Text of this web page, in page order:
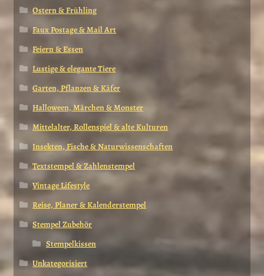
Ostern & Frühling
Faux Postage & Mail Art
Feiern & Essen
Lustige & elegante Tiere
Garten, Pflanzen & Käfer
Halloween, Märchen & Monster
Mittelalter, Rollenspiel & alte Kulturen
Insekten, Fische & Naturwissenschaften
Textstempel & Zahlenstempel
Vintage Lifestyle
Reise, Planer & Kalenderstempel
Stempel Zubehör
Stempelkissen
Unkategorisiert